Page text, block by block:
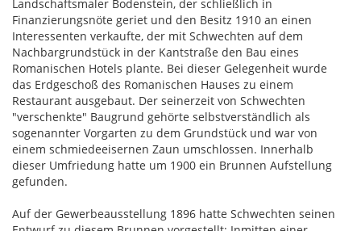
Landschaftsmaler Bodenstein, der schließlich in
Finanzierungsnöte geriet und den Besitz 1910 an einen
Interessenten verkaufte, der mit Schwechten auf dem
Nachbargrundstück in der Kantstraße den Bau eines
Romanischen Hotels plante. Bei dieser Gelegenheit wurde
das Erdgeschoß des Romanischen Hauses zu einem
Restaurant ausgebaut. Der seinerzeit von Schwechten
"verschenkte" Baugrund gehörte selbstverständlich als
sogenannter Vorgarten zu dem Grundstück und war von
einem schmiedeeisernen Zaun umschlossen. Innerhalb
dieser Umfriedung hatte um 1900 ein Brunnen Aufstellung
gefunden.
Auf der Gewerbeausstellung 1896 hatte Schwechten seinen